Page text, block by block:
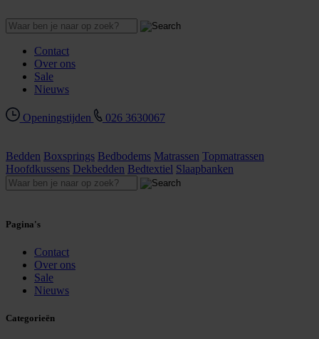
Contact
Over ons
Sale
Nieuws
Openingstijden 026 3630067
Bedden Boxsprings Bedbodems Matrassen Topmatrassen
Hoofdkussens Dekbedden Bedtextiel Slaapbanken
Pagina's
Contact
Over ons
Sale
Nieuws
Categorieën